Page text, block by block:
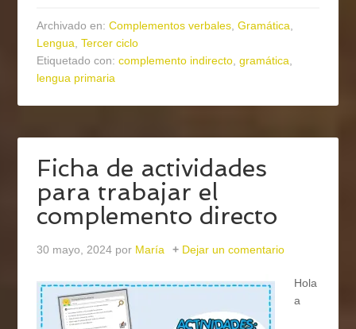
Archivado en:Complementos verbales,Gramática,
Lengua,Tercer ciclo
Etiquetado con:complemento indirecto,gramática,
lengua primaria
Ficha de actividades
para trabajar el
complemento directo
30 mayo, 2024 por María Dejar un comentario
Hola
a